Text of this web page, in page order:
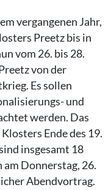
vergangenen Jahr,
Preetz bis in
vom 26. bis 28.
von der
Es sollen
und
werden. Das
Ende des 19.
insgesamt 18
Donnerstag, 26.
Abendvortrag.